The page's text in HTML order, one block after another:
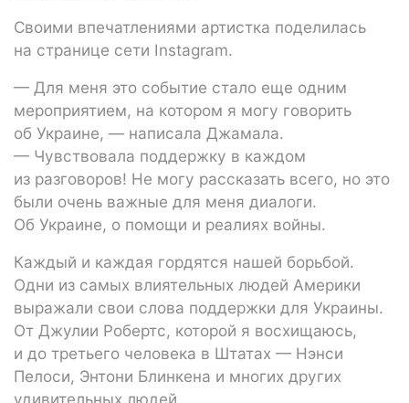
Своими впечатлениями артистка поделилась
на странице сети Instagram.
— Для меня это событие стало еще одним
мероприятием, на котором я могу говорить
об Украине, — написала Джамала.
— Чувствовала поддержку в каждом
из разговоров! Не могу рассказать всего, но это
были очень важные для меня диалоги.
Об Украине, о помощи и реалиях войны.
Каждый и каждая гордятся нашей борьбой.
Одни из самых влиятельных людей Америки
выражали свои слова поддержки для Украины.
От Джулии Робертс, которой я восхищаюсь,
и до третьего человека в Штатах — Нэнси
Пелоси, Энтони Блинкена и многих других
удивительных людей.